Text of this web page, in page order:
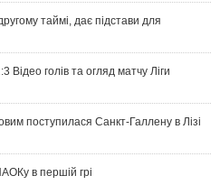
таймі, дає підстави для
голів та огляд матчу Ліги
поступилася Санкт-Галлену в Лізі
в першій грі